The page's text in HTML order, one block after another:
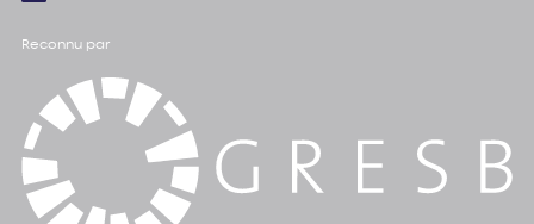
Reconnu par